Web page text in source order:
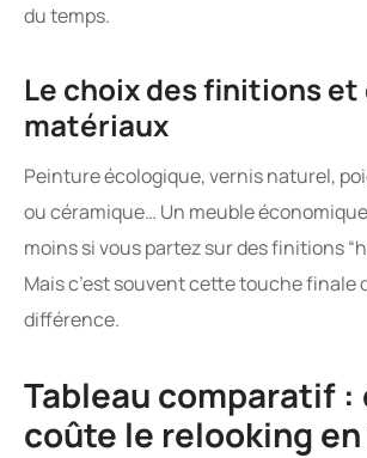
du temps.
Le choix des finitions et
matériaux
Peinture écologique, vernis naturel,
ou céramique… Un meuble
moins si vous partez sur des finitions
Mais c’est souvent cette touche finale
différence.
Tableau comparatif :
coûte le relooking en